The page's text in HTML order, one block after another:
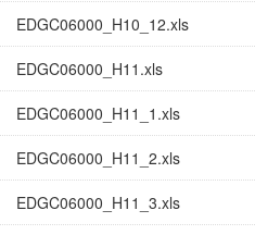
EDGC06000_H10_12.xls
EDGC06000_H11.xls
EDGC06000_H11_1.xls
EDGC06000_H11_2.xls
EDGC06000_H11_3.xls